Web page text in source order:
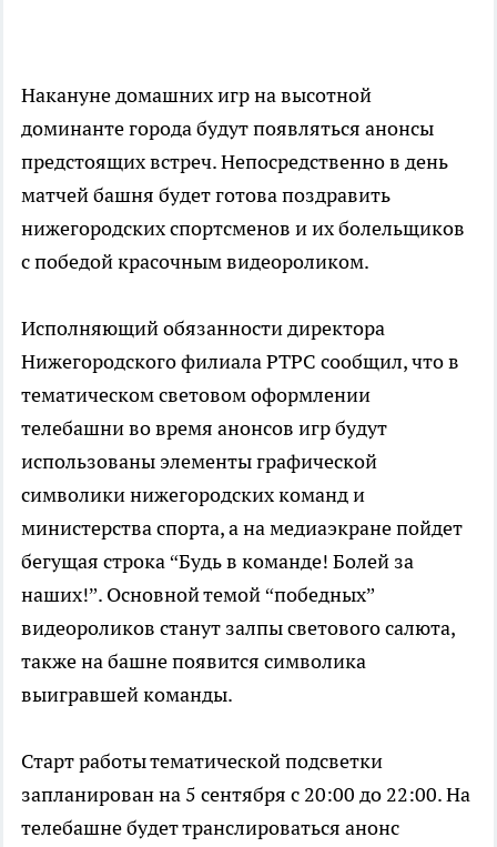
Накануне домашних игр на высотной
доминанте города будут появляться анонсы
предстоящих встреч. Непосредственно в день
матчей башня будет готова поздравить
нижегородских спортсменов и их болельщиков
с победой красочным видеороликом.
Исполняющий обязанности директора
Нижегородского филиала РТРС сообщил, что в
тематическом световом оформлении
телебашни во время анонсов игр будут
использованы элементы графической
символики нижегородских команд и
министерства спорта, а на медиаэкране пойдет
бегущая строка “Будь в команде! Болей за
наших!”. Основной темой “победных”
видеороликов станут залпы светового салюта,
также на башне появится символика
выигравшей команды.
Старт работы тематической подсветки
запланирован на 5 сентября с 20:00 до 22:00. На
телебашне будет транслироваться анонс